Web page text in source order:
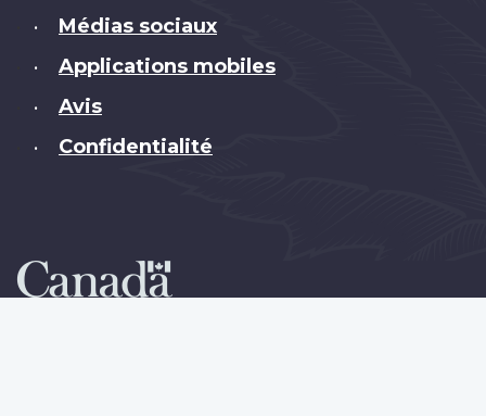
• Médias sociaux
• Applications mobiles
• Avis
• Confidentialité